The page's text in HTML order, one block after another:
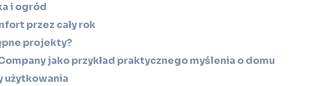
i ogród
przez cały rok
projekty?
Company jako przykład praktycznego myślenia o domu
użytkowania